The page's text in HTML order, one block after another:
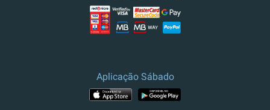
Aplicação Sábado